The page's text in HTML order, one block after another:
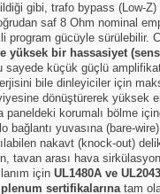
gibi, trafo bypass (Low-
saf 8 Ohm nominal
program gücüyle sürülebilir.
yüksek bir hassasiyet
sayede küçük güçlü
bile dinleyiciler için
dönüştürerek yüksek
paneldeki korumalı bölme
bağlantı yuvasına (bare-
nakavt (knock-out)
tavan arası hava
için UL1480A ve
sertifikalarınatam